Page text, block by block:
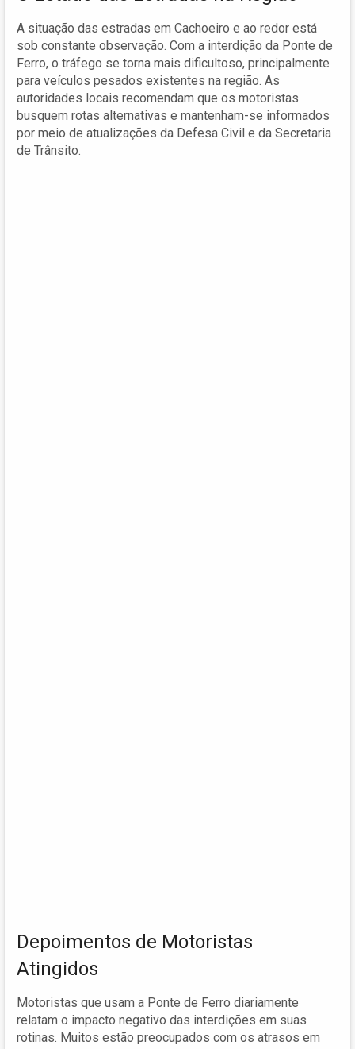
A situação das estradas em Cachoeiro e ao redor está
sob constante observação. Com a interdição da Ponte de
Ferro, o tráfego se torna mais dificultoso, principalmente
para veículos pesados existentes na região. As
autoridades locais recomendam que os motoristas
busquem rotas alternativas e mantenham-se informados
por meio de atualizações da Defesa Civil e da Secretaria
de Trânsito.
Depoimentos de Motoristas
Atingidos
Motoristas que usam a Ponte de Ferro diariamente
relatam o impacto negativo das interdições em suas
rotinas. Muitos estão preocupados com os atrasos em